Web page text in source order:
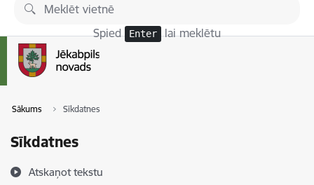
Pāriet uz lapas saturu
Spied Enter lai meklētu
Sākums Sīkdatnes
Sīkdatnes
Atskaņot tekstu